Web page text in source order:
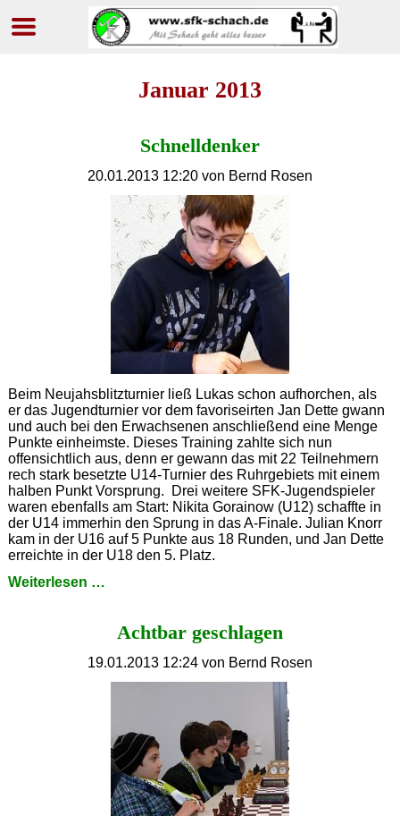
Januar 2013
Schnelldenker
20.01.2013 12:20 von Bernd Rosen
Beim Neujahsblitzturnier ließ Lukas schon aufhorchen, als
er das Jugendturnier vor dem favoriseirten Jan Dette gwann
und auch bei den Erwachsenen anschließend eine Menge
Punkte einheimste. Dieses Training zahlte sich nun
offensichtlich aus, denn er gewann das mit 22 Teilnehmern
rech stark besetzte U14-Turnier des Ruhrgebiets mit einem
halben Punkt Vorsprung. Drei weitere SFK-Jugendspieler
waren ebenfalls am Start: Nikita Gorainow (U12) schaffte in
der U14 immerhin den Sprung in das A-Finale. Julian Knorr
kam in der U16 auf 5 Punkte aus 18 Runden, und Jan Dette
erreichte in der U18 den 5. Platz.
Weiterlesen …
Achtbar geschlagen
19.01.2013 12:24 von Bernd Rosen